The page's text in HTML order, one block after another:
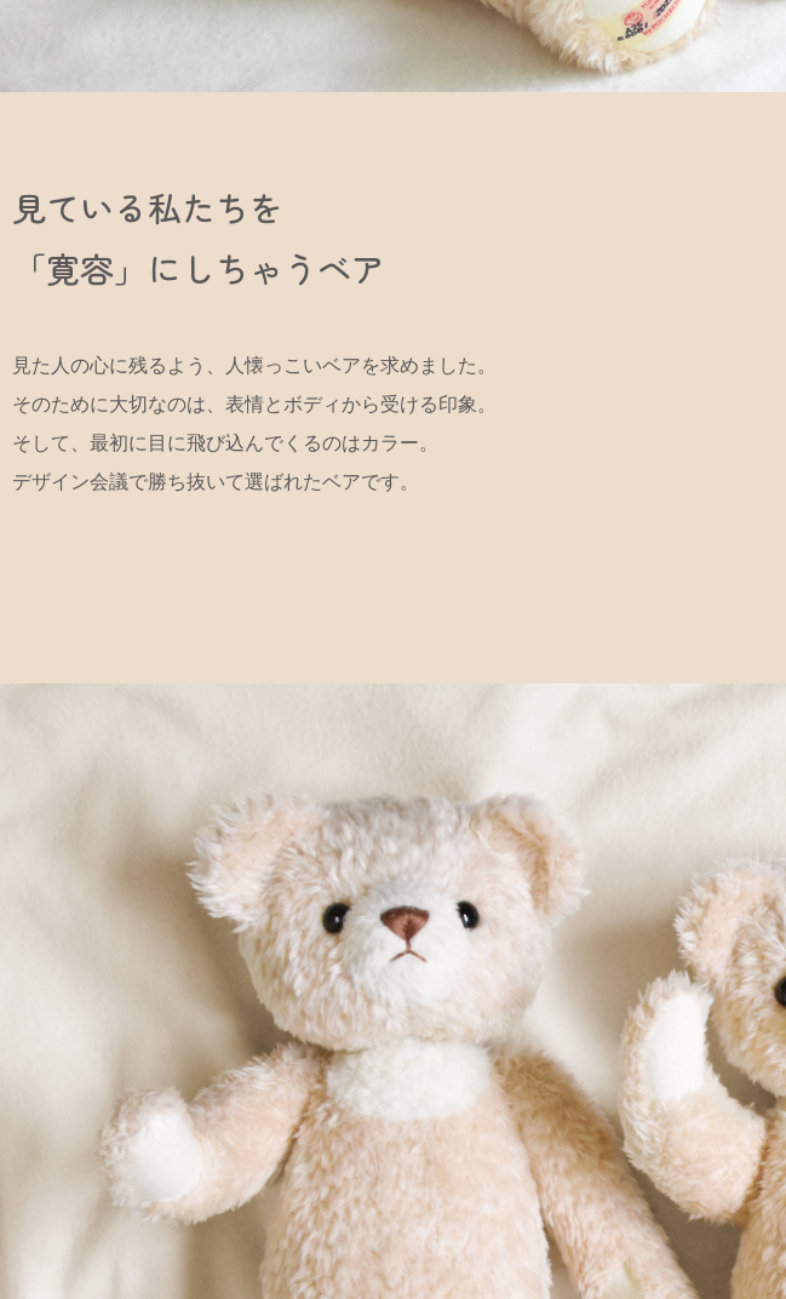
見ている私たちを
「寛容」にしちゃうベア
見た人の心に残るよう、人懐っこいベアを求めました。
そのために大切なのは、表情とボディから受ける印象。
そして、最初に目に飛び込んでくるのはカラー。
デザイン会議で勝ち抜いて選ばれたベアです。